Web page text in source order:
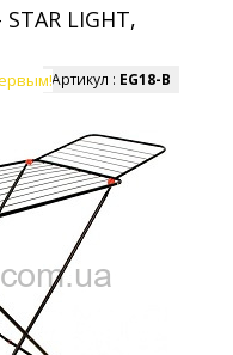
LIGHT,
Артикул : EG18-B